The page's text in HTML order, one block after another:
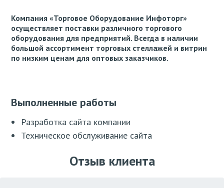
Компания «Торговое Оборудование Инфоторг»
осуществляет поставки различного торгового
оборудования для предприятий. Всегда в наличии
большой ассортимент торговых стеллажей и витрин
по низким ценам для оптовых заказчиков.
Выполненные работы
Разработка сайта компании
Техническое обслуживание сайта
Отзыв клиента